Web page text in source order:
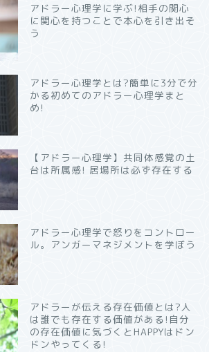
アドラー心理学に学ぶ!相手の関心
に関心を持つことで本心を引き出そ
う
アドラー心理学とは?簡単に3分で分
かる初めてのアドラー心理学まと
め!
【アドラー心理学】共同体感覚の土
台は所属感! 居場所は必ず存在する
アドラー心理学で怒りをコントロー
ル。アンガーマネジメントを学ぼう
アドラーが伝える存在価値とは?人
は誰でも存在する価値がある!自分
の存在価値に気づくとHAPPYはドン
ドンやってくる!